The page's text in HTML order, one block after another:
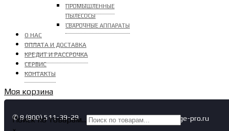
ПРОМЫШЛЕННЫЕ
ПЫЛЕСОСЫ
СВАРОЧНЫЕ АППАРАТЫ
О НАС
ОПЛАТА И ДОСТАВКА
КРЕДИТ И РАССРОЧКА
СЕРВИС
КОНТАКТЫ
Моя корзина
✆ 8 (800) 511-39-29 ✉ info@garage-pro.ru
Поиск по товарам...